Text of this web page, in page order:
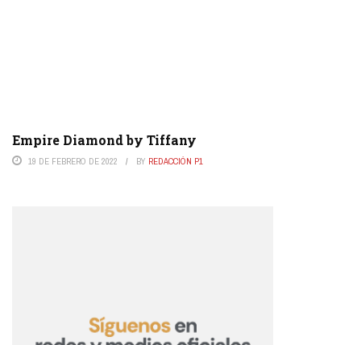
Empire Diamond by Tiffany
19 DE FEBRERO DE 2022 BY REDACCIÓN P1